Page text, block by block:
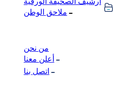
ملاحق الوطن
من نحن
أعلن معنا
اتصل بنا